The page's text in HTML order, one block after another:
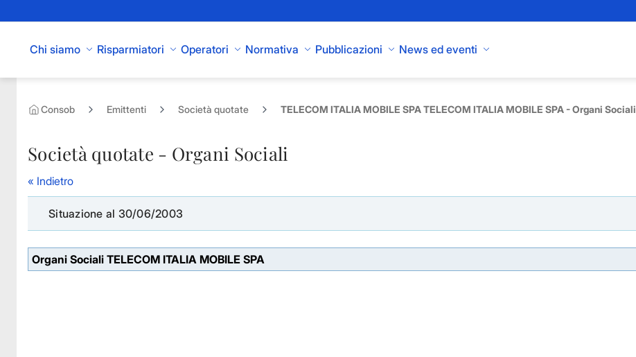
Chi siamo Risparmiatori Operatori Normativa Pubblicazioni News ed eventi
Consob Emittenti Società quotate TELECOM ITALIA MOBILE SPA TELECOM ITALIA MOBILE SPA - Organi Sociali
Società quotate - Organi Sociali
« Indietro
Situazione al 30/06/2003
Organi Sociali TELECOM ITALIA MOBILE SPA